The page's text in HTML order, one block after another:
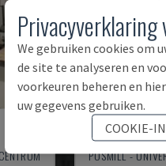
H800U
POSMILL -
Privacyverklaring
We gebruiken cookies om
de site te analyseren en
voorkeuren beheren en
uw gegevens gebruiken.
COOKIE-